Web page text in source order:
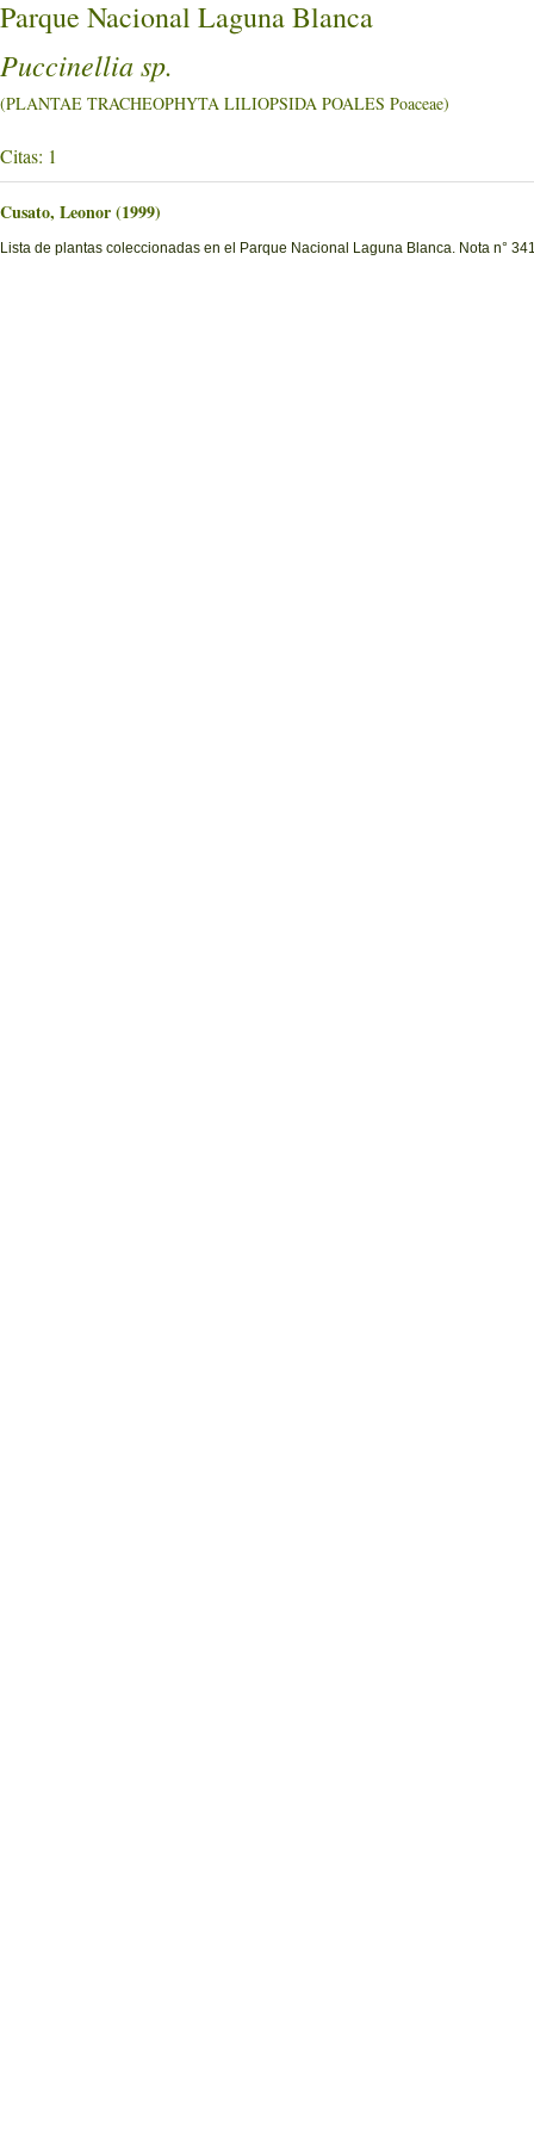
Parque Nacional Laguna Blanca
Puccinellia sp.
(PLANTAE TRACHEOPHYTA LILIOPSIDA POALES Poaceae)
Citas: 1
Cusato, Leonor (1999)
Lista de plantas coleccionadas en el Parque Nacional Laguna Blanca. Nota n°